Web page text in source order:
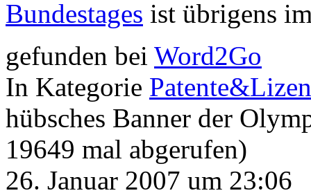
Bundestages ist übrigens
gefunden bei Word2Go
In Kategorie
hübsches Banner der
19649 mal abgerufen)
26. Januar 2007 um 23:06